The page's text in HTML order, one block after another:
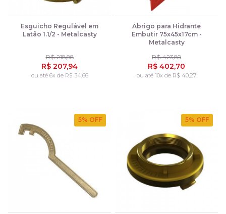
Esguicho Regulável em
Latão 1.1/2 - Metalcasty
R$ 218,88
R$ 207,94
ou até 6x de R$ 34,66
Abrigo para Hidrante
Embutir 75x45x17cm -
Metalcasty
R$ 423,89
R$ 402,70
ou até 10x de R$ 40,27
5% OFF 5% OFF